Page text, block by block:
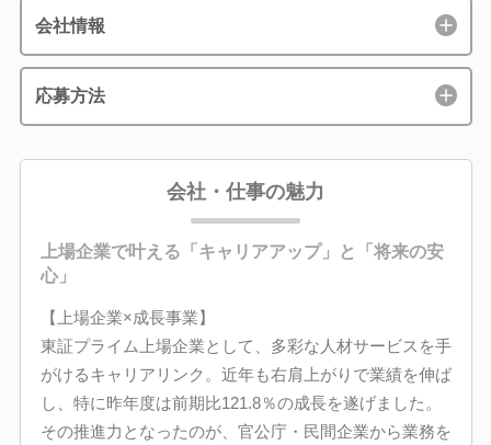
会社情報
応募方法
会社・仕事の魅力
上場企業で叶える「キャリアアップ」と「将来の安
心」
【上場企業×成長事業】
東証プライム上場企業として、多彩な人材サービスを手
がけるキャリアリンク。近年も右肩上がりで業績を伸ば
し、特に昨年度は前期比121.8％の成長を遂げました。
その推進力となったのが、官公庁・民間企業から業務を